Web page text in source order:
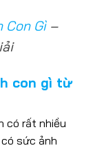
Con Gì–
con gì từ
có rất nhiều
sức ảnh